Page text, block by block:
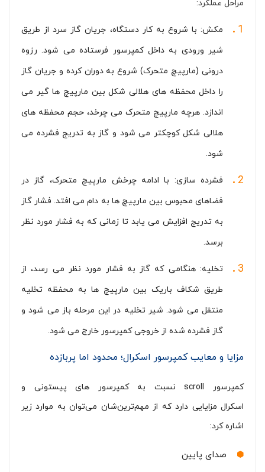
مراحل عملکرد:
مکش: با شروع به کار دستگاه، جریان گاز سرد از طریق
شیر ورودی به داخل کمپرسور فرستاده می شود. رزوه
درونی (مارپیچ متحرک) شروع به دوران کرده و جریان گاز
را داخل محفظه های هلالی شکل بین مارپیچ ها گیر می
اندازد. هرچه مارپیچ متحرک می چرخد، حجم محفظه های
هلالی شکل کوچکتر می شود و گاز به تدریج فشرده می
شود.
فشرده سازی: با ادامه چرخش مارپیچ متحرک، گاز در
فضاهای محبوس بین مارپیچ ها به دام می افتد. فشار گاز
به تدریج افزایش می یابد تا زمانی که به فشار مورد نظر
برسد.
تخلیه: هنگامی که گاز به فشار مورد نظر می رسد، از
طریق شکاف باریک بین مارپیچ ها به محفظه تخلیه
منتقل می شود. شیر تخلیه در این مرحله باز می شود و
گاز فشرده شده از خروجی کمپرسور خارج می شود.
مزایا و معایب کمپرسور اسکرال؛ محدود اما پربازده
کمپرسور scroll نسبت به کمپرسور های پیستونی و
اسکرال مزایایی دارد که از مهم‌ترین‌شان می‌توان به موارد زیر
اشاره کرد:
صدای پایین